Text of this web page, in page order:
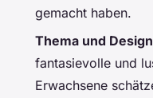
gemacht haben.
Thema und Design
fantasievolle und
Erwachsene